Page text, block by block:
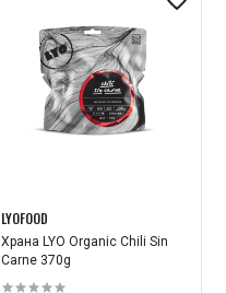
LYOFOOD
Храна LYO Organic Chili Sin
Carne 370g